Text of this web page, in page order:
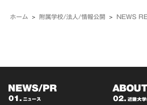
ホーム 附属学校/法人/情報公開 NEWS